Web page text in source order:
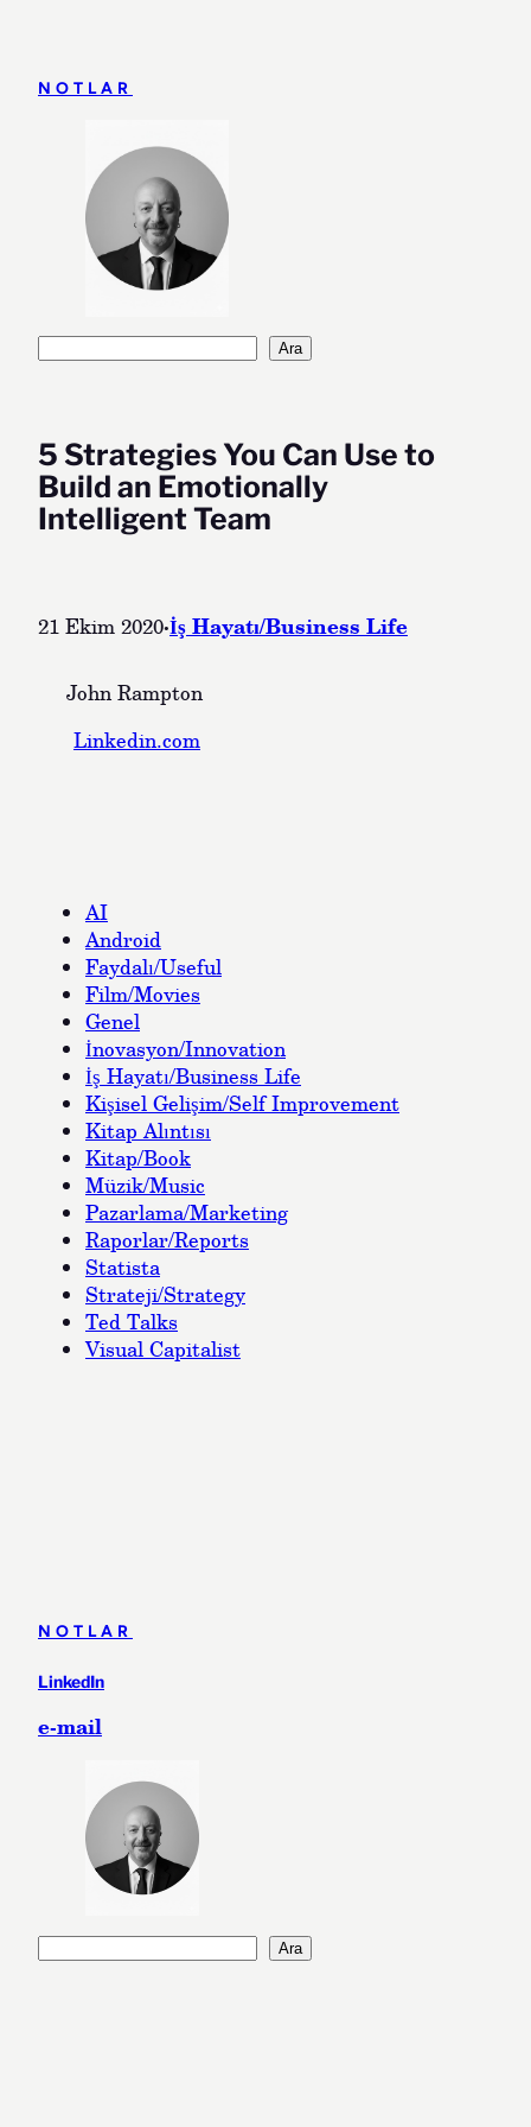
NOTLAR
Ara
5 Strategies You Can Use to
Build an Emotionally
Intelligent Team
21 Ekim 2020·İş Hayatı/Business Life
John Rampton
Linkedin.com
AI
Android
Faydalı/Useful
Film/Movies
Genel
İnovasyon/Innovation
İş Hayatı/Business Life
Kişisel Gelişim/Self Improvement
Kitap Alıntısı
Kitap/Book
Müzik/Music
Pazarlama/Marketing
Raporlar/Reports
Statista
Strateji/Strategy
Ted Talks
Visual Capitalist
NOTLAR
LinkedIn
e-mail
Ara